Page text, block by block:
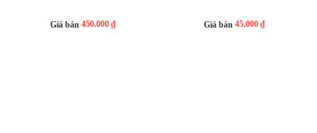
Giá bán 450.000 ₫ Giá bán 45.000 ₫